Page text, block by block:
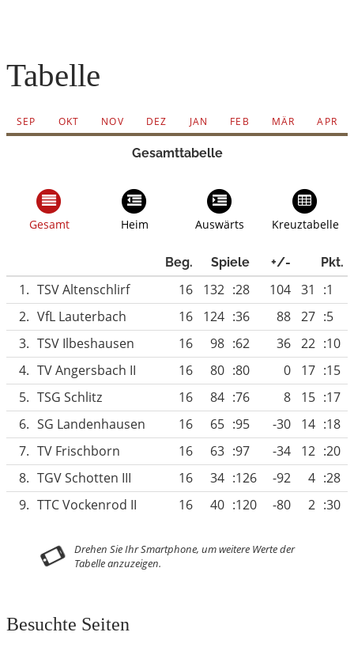
Tabelle
SEP OKT NOV DEZ JAN FEB MÄR APR
Gesamttabelle
Gesamt Heim Auswärts Kreuztabelle
Beg. Spiele +/- Pkt.
1. TSV Altenschlirf 16 132 :28 104 31
:1
2. VfL Lauterbach 16 124 :36 88 27 :5
3. TSV Ilbeshausen 16 98 :62 36 22 :10
4. TV Angersbach II 16 80 :80 0 17 :15
5. TSG Schlitz 16 84 :76 8 15 :17
6. SG Landenhausen 16 65 :95 -30 14 :18
7. TV Frischborn 16 63 :97 -34 12 :20
8. TGV Schotten III 16 34 :126 -92 4 :28
9. TTC Vockenrod II 16 40 :120 -80 2 :30
Besuchte Seiten